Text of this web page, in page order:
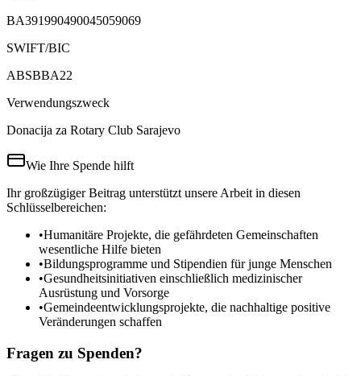
BA391990490045059069
SWIFT/BIC
ABSBBA22
Verwendungszweck
Donacija za Rotary Club Sarajevo
Wie Ihre Spende hilft
Ihr großzügiger Beitrag unterstützt unsere Arbeit in diesen
Schlüsselbereichen:
•Humanitäre Projekte, die gefährdeten Gemeinschaften
wesentliche Hilfe bieten
•Bildungsprogramme und Stipendien für junge Menschen
•Gesundheitsinitiativen einschließlich medizinischer
Ausrüstung und Vorsorge
•Gemeindeentwicklungsprojekte, die nachhaltige positive
Veränderungen schaffen
Fragen zu Spenden?